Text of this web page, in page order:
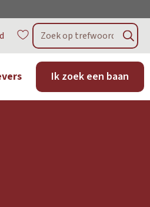
Ik zoek een baan